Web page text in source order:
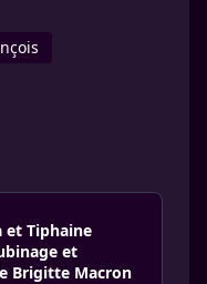
et Tiphaine
et
Brigitte Macron